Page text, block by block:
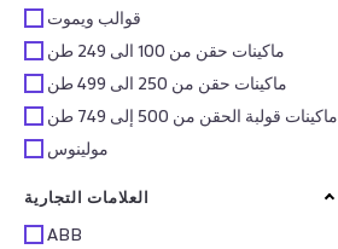
قوالب ويموت
ماكينات حقن من 100 الى 249 طن
ماكينات حقن من 250 الى 499 طن
ماكينات قولبة الحقن من 500 إلى 749 طن
مولينوس
العلامات التجارية
ABB